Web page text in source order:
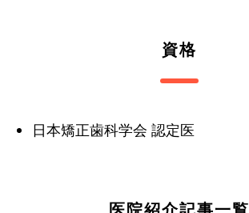
資格
日本矯正歯科学会 認定医